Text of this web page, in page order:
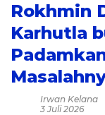
Rokhmin
Karhutla
Irwan Kelana
3 Juli 2026